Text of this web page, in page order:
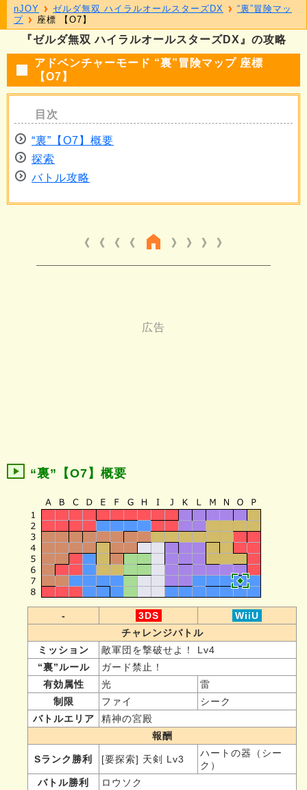
『ゼルダ無双 ハイラルオールスターズDX』の攻略
アドベンチャーモード “裏”冒険マップ 座標
【O7】
“裏”【O7】概要
探索
バトル攻略
《 《 《 》 》 》
“裏”【O7】概要
- 3DS
WiiU
チャレンジバトル
ミッション
敵軍団を撃破せよ！ Lv4
“裏”ルール
ガード禁止！
有効属性
光
雷
制限
ファイ
シーク
バトルエリア
精神の宮殿
報酬
Sランク勝利 [要探索] 天剣 Lv3
ハートの器（シー
ク）
バトル勝利
ロウソク
nJOY ゼルダ無双 ハイラルオールスターズDX
“裏”冒険マッ
プ
座標 【O7】